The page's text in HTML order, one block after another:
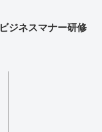
ビジネスマナー研修